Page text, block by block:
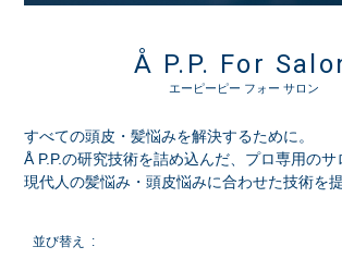
Å P.P. For
エーピーピー フォー サロン
すべての頭皮・髪悩みを解決するために。
Å P.P.の研究技術を詰め込んだ、プロ専用のサ
現代人の髪悩み・頭皮悩みに合わせた技術を提
並び替え